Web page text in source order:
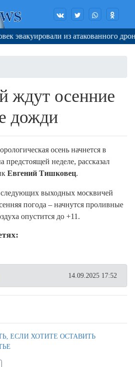
эвакуировали из атакованного
ждут осенние
дожди
осень начнется в
предстоящей неделе, рассказал
Евгений Тишковец.
выходных москвичей
погода – начнутся проливные
опустится до +11.
14.09.2025 17:52
ЕСЛИ ХОТИТЕ ОСТАВИТЬ